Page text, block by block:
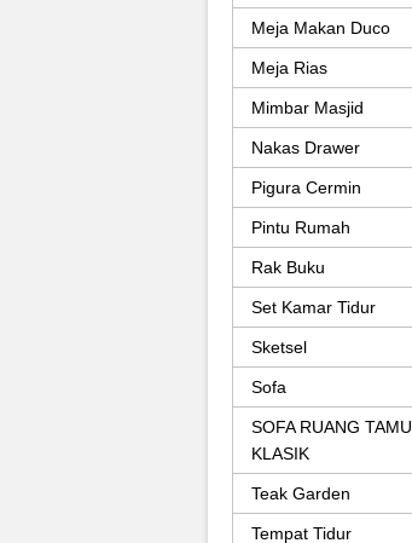
Meja Makan Duco
Meja Rias
Mimbar Masjid
Nakas Drawer
Pigura Cermin
Pintu Rumah
Rak Buku
Set Kamar Tidur
Sketsel
Sofa
SOFA RUANG TAMU
KLASIK
Teak Garden
Tempat Tidur